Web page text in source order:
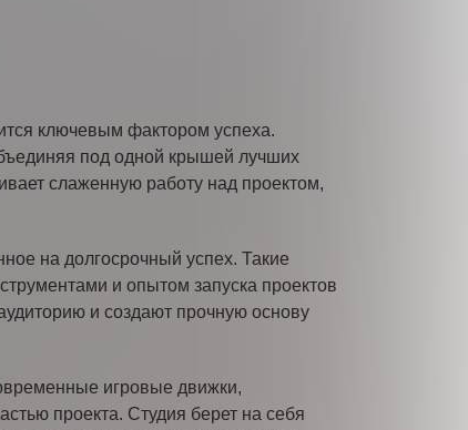
ключевым фактором успеха.
под одной крышей лучших
слаженную работу над проектом,
на долгосрочный успех. Такие
и опытом запуска проектов
и создают прочную основу
игровые движки,
проекта. Студия берет на себя